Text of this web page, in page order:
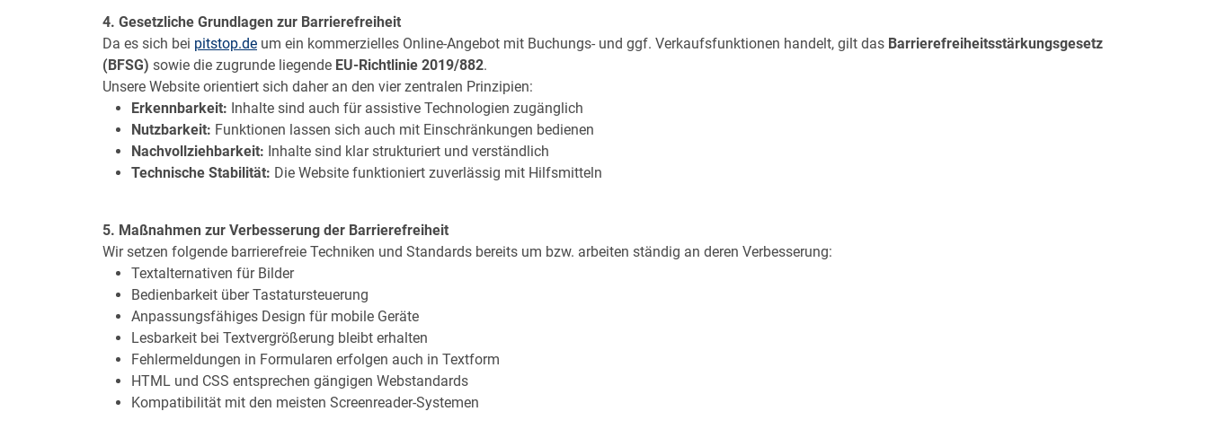
4. Gesetzliche Grundlagen zur Barrierefreiheit
Da es sich bei pitstop.de um ein kommerzielles Online-Angebot mit Buchungs- und ggf. Verkaufsfunktionen handelt, gilt das Barrierefreiheitsstärkungsgesetz
(BFSG) sowie die zugrunde liegende EU-Richtlinie 2019/882.
Unsere Website orientiert sich daher an den vier zentralen Prinzipien:
Erkennbarkeit: Inhalte sind auch für assistive Technologien zugänglich
Nutzbarkeit: Funktionen lassen sich auch mit Einschränkungen bedienen
Nachvollziehbarkeit: Inhalte sind klar strukturiert und verständlich
Technische Stabilität: Die Website funktioniert zuverlässig mit Hilfsmitteln
5. Maßnahmen zur Verbesserung der Barrierefreiheit
Wir setzen folgende barrierefreie Techniken und Standards bereits um bzw. arbeiten ständig an deren Verbesserung:
Textalternativen für Bilder
Bedienbarkeit über Tastatursteuerung
Anpassungsfähiges Design für mobile Geräte
Lesbarkeit bei Textvergrößerung bleibt erhalten
Fehlermeldungen in Formularen erfolgen auch in Textform
HTML und CSS entsprechen gängigen Webstandards
Kompatibilität mit den meisten Screenreader-Systemen